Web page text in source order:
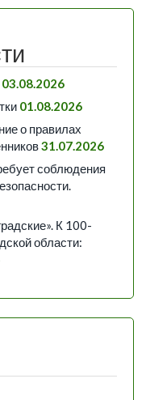
03.08.2026
01.08.2026
о правилах
31.07.2026
соблюдения
К 100-
области: